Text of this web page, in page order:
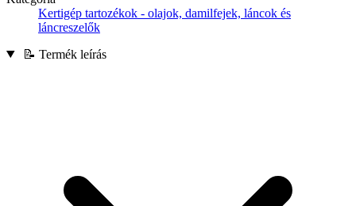
Kertigép tartozékok - olajok, damilfejek, láncok és
láncreszelők
📝 Termék leírás